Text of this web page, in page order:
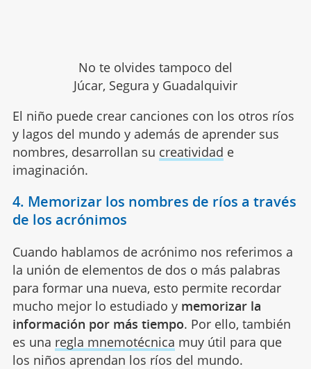
No te olvides tampoco del
Júcar, Segura y Guadalquivir
El niño puede crear canciones con los otros ríos
y lagos del mundo y además de aprender sus
nombres, desarrollan su creatividad e
imaginación.
4. Memorizar los nombres de ríos a través
de los acrónimos
Cuando hablamos de acrónimo nos referimos a
la unión de elementos de dos o más palabras
para formar una nueva, esto permite recordar
mucho mejor lo estudiado y memorizar la
información por más tiempo. Por ello, también
es una regla mnemotécnica muy útil para que
los niños aprendan los ríos del mundo.